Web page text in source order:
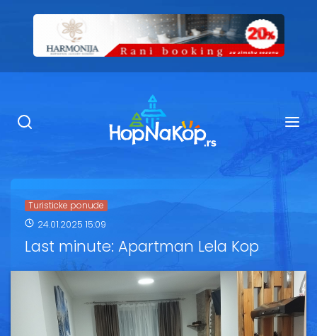
Ugostiteljstvo
Kop Info
Ski renta
Vesti
Turisticke ponude
24.01.2025 15:09
Last minute: Apartman Lela Kop